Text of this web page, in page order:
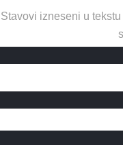
Stavovi izneseni u